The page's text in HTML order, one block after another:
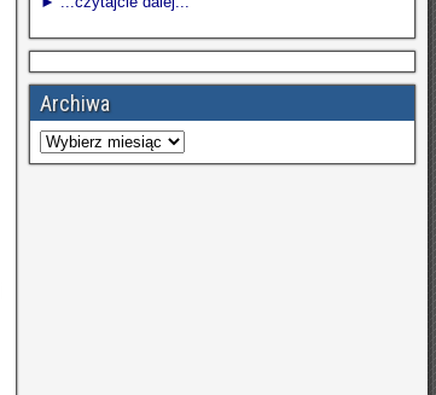
Archiwa